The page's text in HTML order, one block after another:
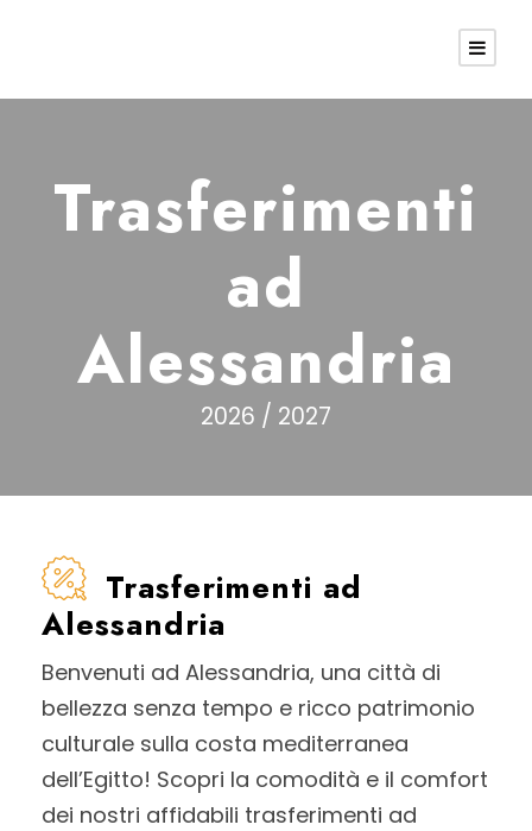
Trasferimenti
ad
Alessandria
2026 / 2027
Trasferimenti ad
Alessandria
Benvenuti ad Alessandria, una città di
bellezza senza tempo e ricco patrimonio
culturale sulla costa mediterranea
dell’Egitto! Scopri la comodità e il comfort
dei nostri affidabili trasferimenti ad